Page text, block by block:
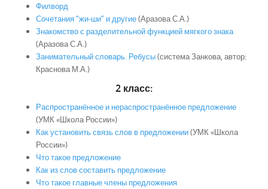
Филворд
Сочетания “жи-ши” и другие(Аразова С.А.)
Знакомство с разделительной функцией мягкого знака
(Аразова С.А.)
Занимательный словарь. Ребусы(система Занкова, автор:
Краснова М.А.)
2 класс:
Распространённое и нераспространённое предложение
(УМК «Школа России»)
Как установить связь слов в предложении(УМК «Школа
России»)
Что такое предложение
Как из слов составить предложение
Что такое главные члены предложения